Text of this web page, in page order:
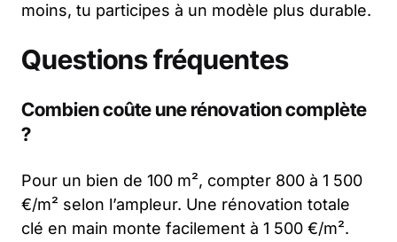
moins, tu participes à un modèle plus durable.
Questions fréquentes
Combien coûte une rénovation complète
?
Pour un bien de 100 m², compter 800 à 1 500
€/m² selon l’ampleur. Une rénovation totale
clé en main monte facilement à 1 500 €/m².